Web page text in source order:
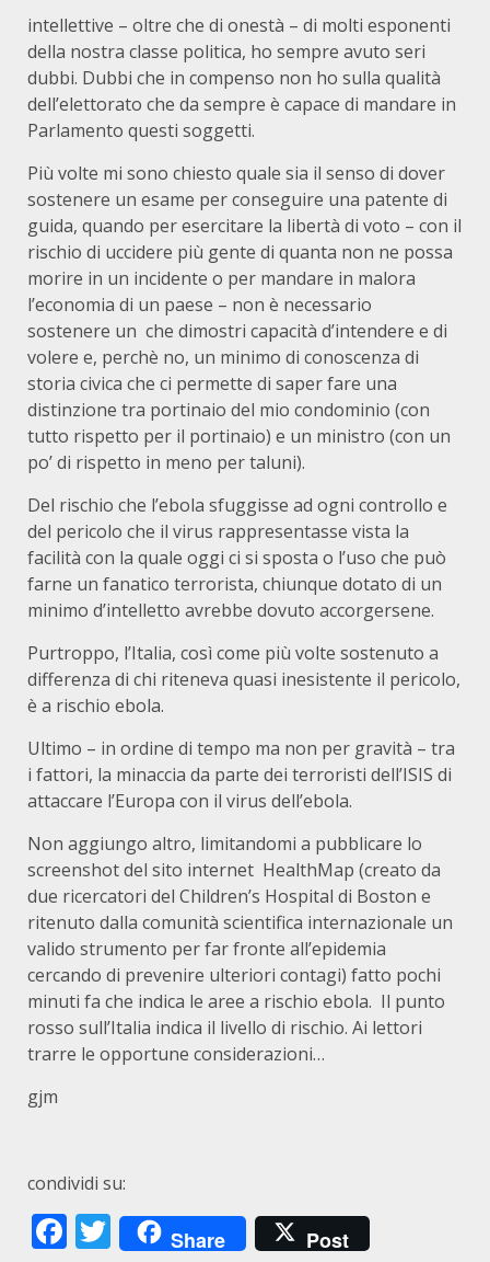
intellettive – oltre che di onestà – di molti esponenti
della nostra classe politica, ho sempre avuto seri
dubbi. Dubbi che in compenso non ho sulla qualità
dell’elettorato che da sempre è capace di mandare in
Parlamento questi soggetti.
Più volte mi sono chiesto quale sia il senso di dover
sostenere un esame per conseguire una patente di
guida, quando per esercitare la libertà di voto – con il
rischio di uccidere più gente di quanta non ne possa
morire in un incidente o per mandare in malora
l’economia di un paese – non è necessario
sostenere un che dimostri capacità d’intendere e di
volere e, perchè no, un minimo di conoscenza di
storia civica che ci permette di saper fare una
distinzione tra portinaio del mio condominio (con
tutto rispetto per il portinaio) e un ministro (con un
po’ di rispetto in meno per taluni).
Del rischio che l’ebola sfuggisse ad ogni controllo e
del pericolo che il virus rappresentasse vista la
facilità con la quale oggi ci si sposta o l’uso che può
farne un fanatico terrorista, chiunque dotato di un
minimo d’intelletto avrebbe dovuto accorgersene.
Purtroppo, l’Italia, così come più volte sostenuto a
differenza di chi riteneva quasi inesistente il pericolo,
è a rischio ebola.
Ultimo – in ordine di tempo ma non per gravità – tra
i fattori, la minaccia da parte dei terroristi dell’ISIS di
attaccare l’Europa con il virus dell’ebola.
Non aggiungo altro, limitandomi a pubblicare lo
screenshot del sito internet HealthMap (creato da
due ricercatori del Children’s Hospital di Boston e
ritenuto dalla comunità scientifica internazionale un
valido strumento per far fronte all’epidemia
cercando di prevenire ulteriori contagi) fatto pochi
minuti fa che indica le aree a rischio ebola. Il punto
rosso sull’Italia indica il livello di rischio. Ai lettori
trarre le opportune considerazioni…
gjm
condividi su:
Facebook
Twitter
Share Post